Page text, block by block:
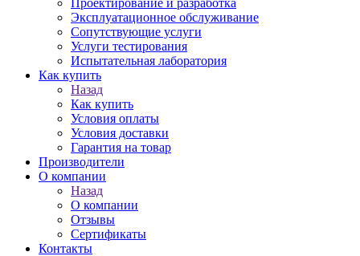
Проектирование и разработка
Эксплуатационное обслуживание
Сопутствующие услуги
Услуги тестирования
Испытательная лаборатория
Как купить
Назад
Как купить
Условия оплаты
Условия доставки
Гарантия на товар
Производители
О компании
Назад
О компании
Отзывы
Сертификаты
Контакты